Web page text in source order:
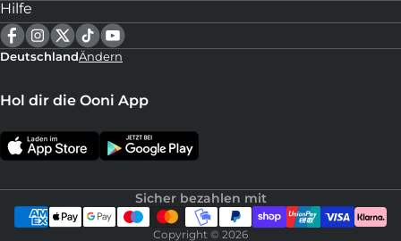
Hilfe
DeutschlandÄndern
Hol dir die Ooni App
Sicher bezahlen mit
Copyright © 2026